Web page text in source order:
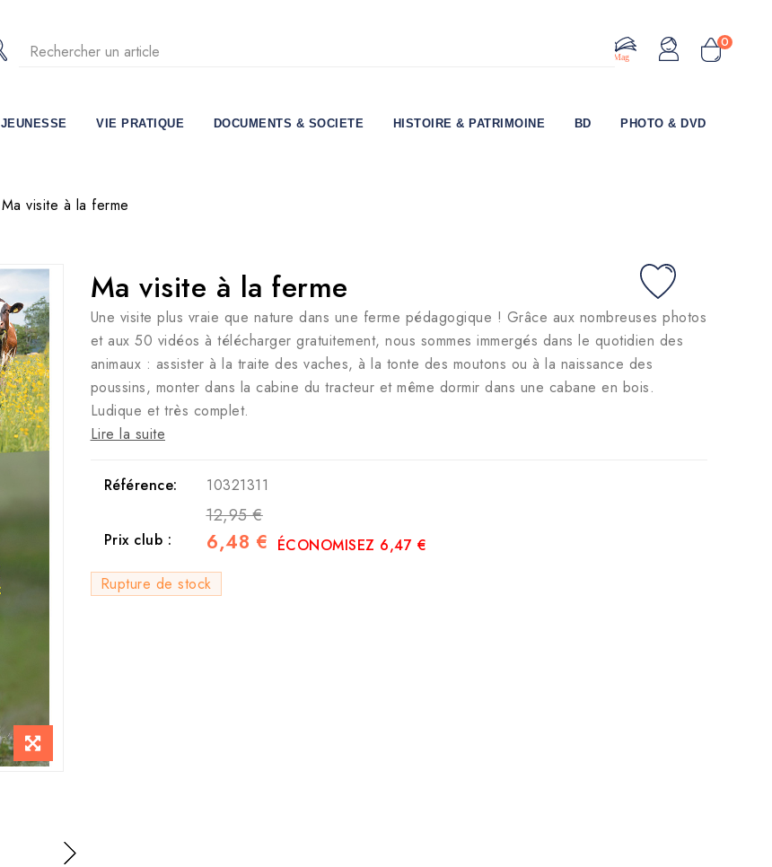
0
Le Mag
JEUNESSE VIE PRATIQUE DOCUMENTS & SOCIETE HISTOIRE & PATRIMOINE BD PHOTO & DVD
Ma visite à la ferme
Ma visite à la ferme
Une visite plus vraie que nature dans une ferme pédagogique ! Grâce aux nombreuses photos
et aux 50 vidéos à télécharger gratuitement, nous sommes immergés dans le quotidien des
animaux : assister à la traite des vaches, à la tonte des moutons ou à la naissance des
poussins, monter dans la cabine du tracteur et même dormir dans une cabane en bois.
Ludique et très complet.
Lire la suite
Référence: 10321311
12,95 €
Prix club : 6,48 € ÉCONOMISEZ 6,47 €
Rupture de stock